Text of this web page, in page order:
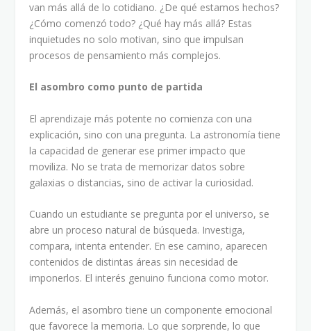
van más allá de lo cotidiano. ¿De qué estamos hechos?
¿Cómo comenzó todo? ¿Qué hay más allá? Estas
inquietudes no solo motivan, sino que impulsan
procesos de pensamiento más complejos.
El asombro como punto de partida
El aprendizaje más potente no comienza con una
explicación, sino con una pregunta. La astronomía tiene
la capacidad de generar ese primer impacto que
moviliza. No se trata de memorizar datos sobre
galaxias o distancias, sino de activar la curiosidad.
Cuando un estudiante se pregunta por el universo, se
abre un proceso natural de búsqueda. Investiga,
compara, intenta entender. En ese camino, aparecen
contenidos de distintas áreas sin necesidad de
imponerlos. El interés genuino funciona como motor.
Además, el asombro tiene un componente emocional
que favorece la memoria. Lo que sorprende, lo que